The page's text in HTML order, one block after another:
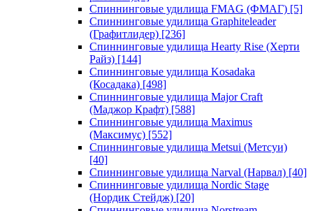
Спиннинговые удилища FMAG (ФМАГ) [5]
Спиннинговые удилища Graphiteleader
(Графитлидер) [236]
Спиннинговые удилища Hearty Rise (Херти
Райз) [144]
Спиннинговые удилища Kosadaka
(Косадака) [498]
Спиннинговые удилища Major Craft
(Маджор Крафт) [588]
Спиннинговые удилища Maximus
(Максимус) [552]
Спиннинговые удилища Metsui (Метсуи)
[40]
Спиннинговые удилища Narval (Нарвал) [40]
Спиннинговые удилища Nordic Stage
(Нордик Стейдж) [20]